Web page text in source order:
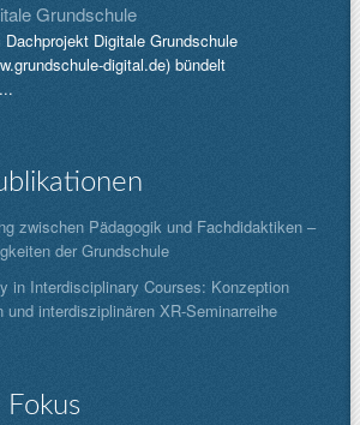
Grundschule
Dachprojekt Digitale Grundschule
digital.de) bündelt
zwischen Pädagogik und Fachdidaktiken –
der Grundschule
in Interdisciplinary Courses: Konzeption
und interdisziplinären XR-Seminarreihe
Fokus